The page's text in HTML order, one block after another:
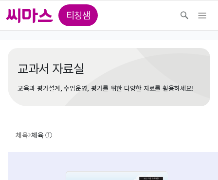
티칭샘
교과서 자료실
교육과 평가설계, 수업운영, 평가를 위한 다양한 자료를 활용하세요!
체육 체육 ①